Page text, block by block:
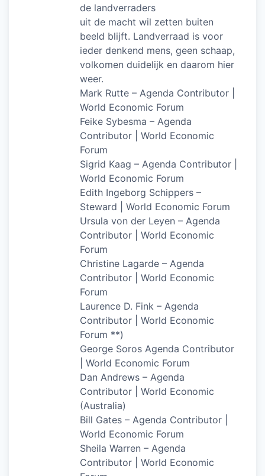
de landverraders
uit de macht wil zetten buiten
beeld blijft. Landverraad is voor
ieder denkend mens, geen schaap,
volkomen duidelijk en daarom hier
weer.
Mark Rutte – Agenda Contributor |
World Economic Forum
Feike Sybesma – Agenda
Contributor | World Economic
Forum
Sigrid Kaag – Agenda Contributor |
World Economic Forum
Edith Ingeborg Schippers –
Steward | World Economic Forum
Ursula von der Leyen – Agenda
Contributor | World Economic
Forum
Christine Lagarde – Agenda
Contributor | World Economic
Forum
Laurence D. Fink – Agenda
Contributor | World Economic
Forum **)
George Soros Agenda Contributor
| World Economic Forum
Dan Andrews – Agenda
Contributor | World Economic
(Australia)
Bill Gates – Agenda Contributor |
World Economic Forum
Sheila Warren – Agenda
Contributor | World Economic